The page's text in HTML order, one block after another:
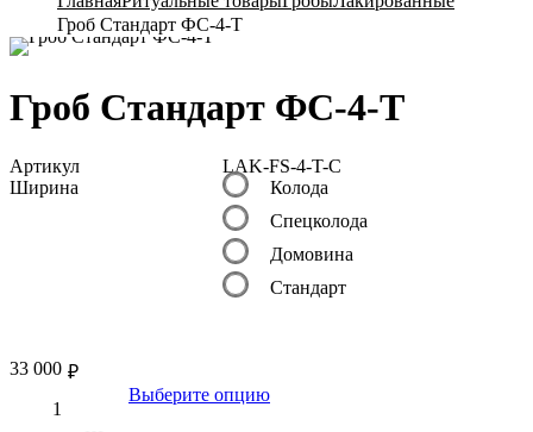
Гроб Стандарт ФС-4-Т
Гроб Стандарт ФС-4-Т
Артикул
LAK-FS-4-T-C
Ширина
Колода
Спецколода
Домовина
Стандарт
₽
33 000
Выберите опцию